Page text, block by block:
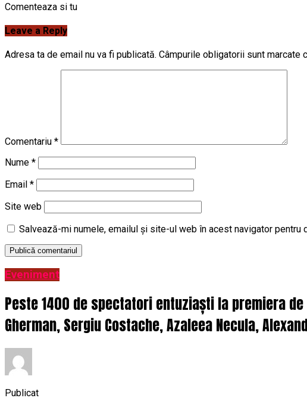
Comenteaza si tu
Leave a Reply
Adresa ta de email nu va fi publicată. Câmpurile obligatorii sunt marcate
Comentariu *
Nume *
Email *
Site web
Salvează-mi numele, emailul și site-ul web în acest navigator pentru
Eveniment
Peste 1400 de spectatori entuziaști la premiera de
Gherman, Sergiu Costache, Azaleea Necula,
Publicat